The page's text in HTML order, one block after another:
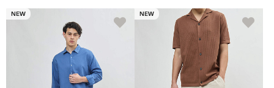
NEW NEW